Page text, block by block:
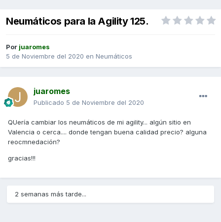
Neumáticos para la Agility 125.
Por juaromes
5 de Noviembre del 2020 en Neumáticos
juaromes
Publicado 5 de Noviembre del 2020
QUería cambiar los neumáticos de mi agility... algún sitio en
Valencia o cerca.... donde tengan buena calidad precio? alguna
reocmnedación?
gracias!!!
2 semanas más tarde...